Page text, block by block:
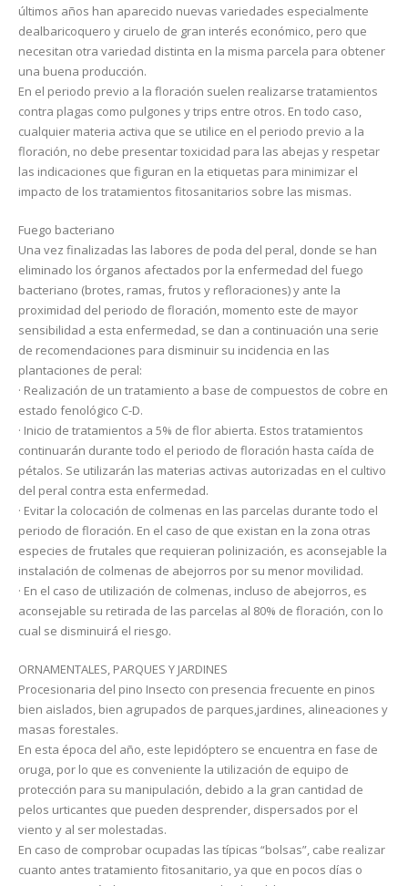
últimos años han aparecido nuevas variedades especialmente
dealbaricoquero y ciruelo de gran interés económico, pero que
necesitan otra variedad distinta en la misma parcela para obtener
una buena producción.
En el periodo previo a la floración suelen realizarse tratamientos
contra plagas como pulgones y trips entre otros. En todo caso,
cualquier materia activa que se utilice en el periodo previo a la
floración, no debe presentar toxicidad para las abejas y respetar
las indicaciones que figuran en la etiquetas para minimizar el
impacto de los tratamientos fitosanitarios sobre las mismas.
Fuego bacteriano
Una vez finalizadas las labores de poda del peral, donde se han
eliminado los órganos afectados por la enfermedad del fuego
bacteriano (brotes, ramas, frutos y refloraciones) y ante la
proximidad del periodo de floración, momento este de mayor
sensibilidad a esta enfermedad, se dan a continuación una serie
de recomendaciones para disminuir su incidencia en las
plantaciones de peral:
· Realización de un tratamiento a base de compuestos de cobre en
estado fenológico C-D.
· Inicio de tratamientos a 5% de flor abierta. Estos tratamientos
continuarán durante todo el periodo de floración hasta caída de
pétalos. Se utilizarán las materias activas autorizadas en el cultivo
del peral contra esta enfermedad.
· Evitar la colocación de colmenas en las parcelas durante todo el
periodo de floración. En el caso de que existan en la zona otras
especies de frutales que requieran polinización, es aconsejable la
instalación de colmenas de abejorros por su menor movilidad.
· En el caso de utilización de colmenas, incluso de abejorros, es
aconsejable su retirada de las parcelas al 80% de floración, con lo
cual se disminuirá el riesgo.
ORNAMENTALES, PARQUES Y JARDINES
Procesionaria del pino Insecto con presencia frecuente en pinos
bien aislados, bien agrupados de parques,jardines, alineaciones y
masas forestales.
En esta época del año, este lepidóptero se encuentra en fase de
oruga, por lo que es conveniente la utilización de equipo de
protección para su manipulación, debido a la gran cantidad de
pelos urticantes que pueden desprender, dispersados por el
viento y al ser molestadas.
En caso de comprobar ocupadas las típicas “bolsas”, cabe realizar
cuanto antes tratamiento fitosanitario, ya que en pocos días o